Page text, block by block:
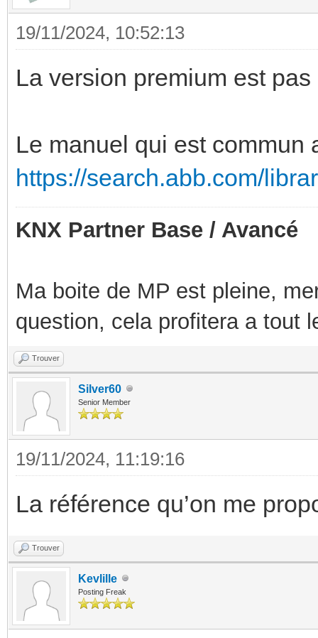
19/11/2024, 10:52:13
La version premium est
Le manuel qui est commun
https://search.abb.com/
KNX Partner Base / Avancé
Ma boite de MP est pleine,
question, cela profitera a tout
Trouver
Silver60
Senior Member
19/11/2024, 11:19:16
La référence qu’on me
Trouver
Kevlille
Posting Freak